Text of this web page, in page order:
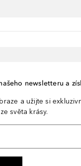
newsletteru a
a užijte si
světa krásy.